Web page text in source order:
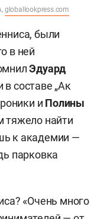
globallookpress.com
были
в ней
Эдуард
составе „Ак
и Полины
тяжело найти
к академии —
парковка
«Очень много